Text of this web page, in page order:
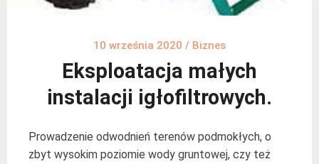
10 września 2020 / Biznes
Eksploatacja małych
instalacji igłofiltrowych.
Prowadzenie odwodnień terenów podmokłych, o
zbyt wysokim poziomie wody gruntowej, czy też